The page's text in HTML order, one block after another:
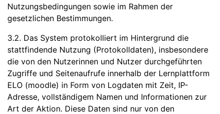
Nutzungsbedingungen sowie im Rahmen der
gesetzlichen Bestimmungen.
3.2. Das System protokolliert im Hintergrund die
stattfindende Nutzung (Protokolldaten), insbesondere
die von den Nutzerinnen und Nutzer durchgeführten
Zugriffe und Seitenaufrufe innerhalb der Lernplattform
ELO (moodle) in Form von Logdaten mit Zeit, IP-
Adresse, vollständigem Namen und Informationen zur
Art der Aktion. Diese Daten sind nur von den